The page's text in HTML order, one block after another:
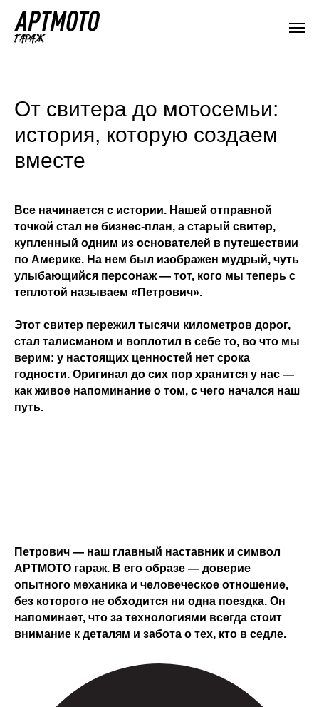
От свитера до мотосемьи:
история, которую создаем
вместе
Все начинается с истории. Нашей отправной
точкой стал не бизнес-план, а старый свитер,
купленный одним из основателей в путешествии
по Америке. На нем был изображен мудрый, чуть
улыбающийся персонаж — тот, кого мы теперь с
теплотой называем «Петрович».
Этот свитер пережил тысячи километров дорог,
стал талисманом и воплотил в себе то, во что мы
верим: у настоящих ценностей нет срока
годности. Оригинал до сих пор хранится у нас —
как живое напоминание о том, с чего начался наш
путь.
Петрович — наш главный наставник и символ
АРТМОТО гараж. В его образе — доверие
опытного механика и человеческое отношение,
без которого не обходится ни одна поездка. Он
напоминает, что за технологиями всегда стоит
внимание к деталям и забота о тех, кто в седле.